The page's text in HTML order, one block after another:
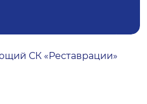
СК «Реставрации»